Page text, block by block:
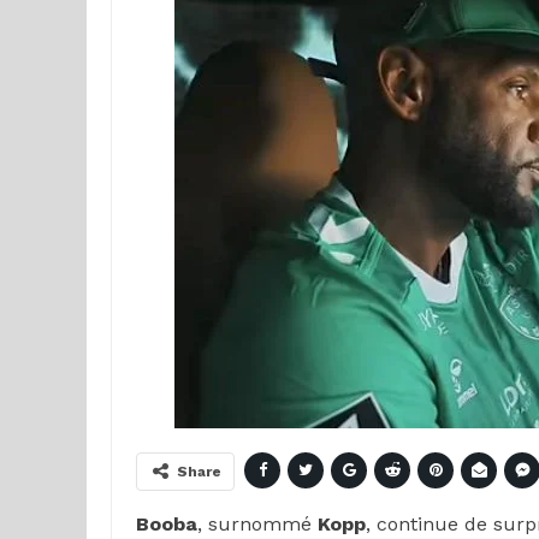
Share
Booba, surnommé Kopp, continue de